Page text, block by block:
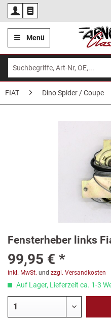
Menü
FIAT Dino Spider / Coupe
Fensterheber links
99,95 € *
inkl. MwSt. und zzgl. Versandkosten
Auf Lager, Lieferzeit ca. 1-3